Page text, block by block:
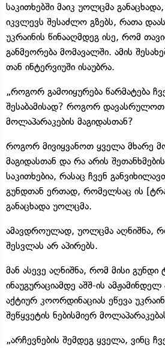
საკითხებში მაიკ უოლცმა
იკვლევს შესაძლო გზებს, რათა
უკრაინის წინააღმდეგ ისე, რომ
განმეორება მომავალში. ამის
თან ინტერვიუში ისაუბრა.
„როგორ გამოიყურება წარმატება
შესაბამისად? როგორ დავასრულოთ
მოლაპარაკების მაგიდასთან?
როგორ მივიყვანოთ ყველა მხარე
მაგიდასთან და რა არის
საკითხებია, რასაც ჩვენ
გუნდთან ერთად, რომელსაც ის
განაცხადა უოლცმა.
ამავდროულად, უოლცმა აღნიშნა,
შესვლას არ აპირებს.
მან ასევე აღნიშნა, რომ მისი გუნდი
ინაუგურაციამდე აშშ-ის
აქტიურ კოორდინაციას ეწევა
შეწყვეტის ნებისმიერ
„არჩევნების შემდეგ ყველა, ვინც